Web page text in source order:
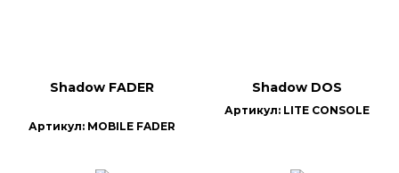
Shadow FADER
Артикул: MOBILE FADER
Shadow DOS
Артикул: LITE CONSOLE